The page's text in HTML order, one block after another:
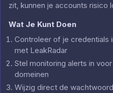
zit, kunnen je accounts risico
Wat Je Kunt Doen
Controleer of je credentials
met LeakRadar
Stel monitoring alerts in
domeinen
Wijzig direct de